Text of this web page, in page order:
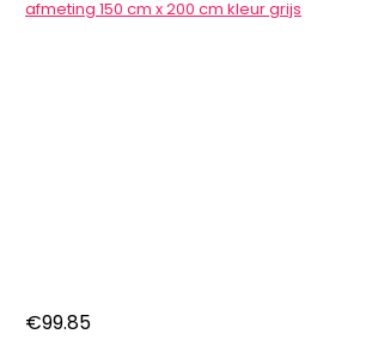
afmeting 150 cm x 200 cm kleur grijs
€99.85